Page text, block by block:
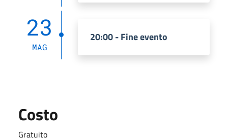
23
MAG
20:00 - Fine evento
Costo
Gratuito